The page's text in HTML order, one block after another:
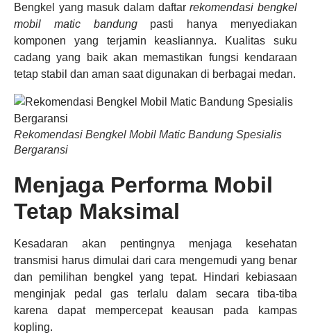
Bengkel yang masuk dalam daftarrekomendasi bengkel
mobil matic bandungpasti hanya menyediakan
komponen yang terjamin keasliannya. Kualitas suku
cadang yang baik akan memastikan fungsi kendaraan
tetap stabil dan aman saat digunakan di berbagai medan.
Rekomendasi Bengkel Mobil Matic Bandung Spesialis
Bergaransi
Menjaga Performa Mobil
Tetap Maksimal
Kesadaran akan pentingnya menjaga kesehatan
transmisi harus dimulai dari cara mengemudi yang benar
dan pemilihan bengkel yang tepat. Hindari kebiasaan
menginjak pedal gas terlalu dalam secara tiba-tiba
karena dapat mempercepat keausan pada kampas
kopling.